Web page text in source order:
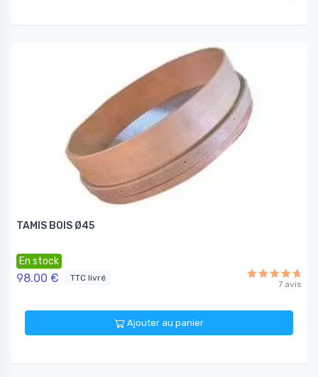
TAMIS BOIS Ø45
En stock
98.00 € TTC livré
7 avis
Ajouter au panier